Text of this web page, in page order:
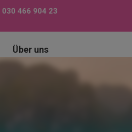
030 466 904 23
Über uns